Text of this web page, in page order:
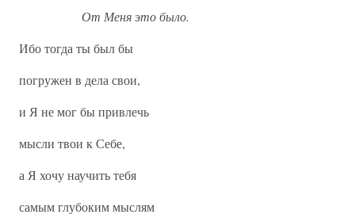
От Меня это было.
Ибо тогда ты был бы
погружен в дела свои,
и Я не мог бы привлечь
мысли твои к Себе,
а Я хочу научить тебя
самым глубоким мыслям